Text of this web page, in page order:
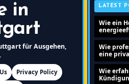
in
für Ausgehen,
Privacy Policy
LATEST
Wie ein
Wie
eine
Wie